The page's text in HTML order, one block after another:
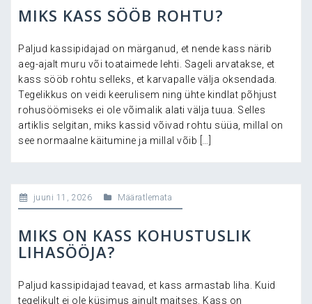
MIKS KASS SÖÖB ROHTU?
Paljud kassipidajad on märganud, et nende kass närib
aeg-ajalt muru või toataimede lehti. Sageli arvatakse, et
kass sööb rohtu selleks, et karvapalle välja oksendada.
Tegelikkus on veidi keerulisem ning ühte kindlat põhjust
rohusöömiseks ei ole võimalik alati välja tuua. Selles
artiklis selgitan, miks kassid võivad rohtu süüa, millal on
see normaalne käitumine ja millal võib […]
juuni 11, 2026 Määratlemata
MIKS ON KASS KOHUSTUSLIK
LIHASÖÖJA?
Paljud kassipidajad teavad, et kass armastab liha. Kuid
tegelikult ei ole küsimus ainult maitses. Kass on